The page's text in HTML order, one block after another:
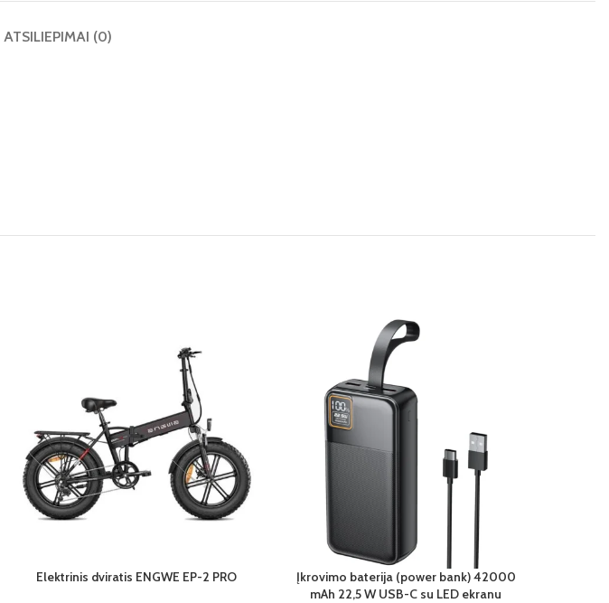
ATSILIEPIMAI (0)
Elektrinis dviratis ENGWE EP-2 PRO
Įkrovimo baterija (power bank) 42000
mAh 22,5 W USB-C su LED ekranu